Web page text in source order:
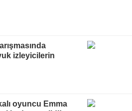
izleyicilerin
oyuncu Emma